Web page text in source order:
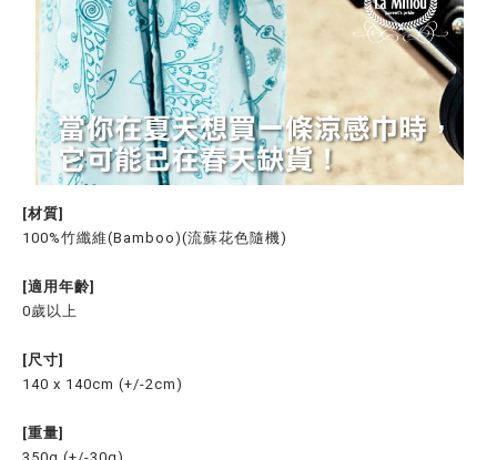
[材質]
100%竹纖維(Bamboo)(流蘇花色隨機)
[適用年齡]
0歲以上
[尺寸]
140 x 140cm (+/-2cm)
[重量]